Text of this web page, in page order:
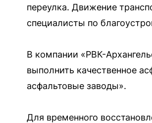
переулка. Движение
специалисты по
В компании «РВК-
выполнить качественное
асфальтовые заводы».
Для временного